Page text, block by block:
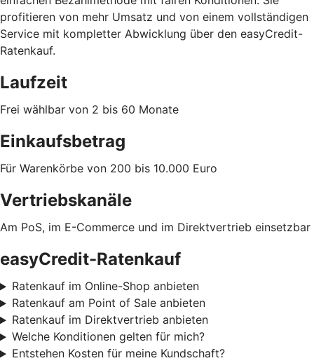
profitieren von mehr Umsatz und von einem vollständigen
Service mit kompletter Abwicklung über den easyCredit-
Ratenkauf.
Laufzeit
Frei wählbar von 2 bis 60 Monate
Einkaufsbetrag
Für Warenkörbe von 200 bis 10.000 Euro
Vertriebskanäle
Am PoS, im E-Commerce und im Direktvertrieb einsetzbar
easyCredit-Ratenkauf
Ratenkauf im Online-Shop anbieten
Ratenkauf am Point of Sale anbieten
Ratenkauf im Direktvertrieb anbieten
Welche Konditionen gelten für mich?
Entstehen Kosten für meine Kundschaft?